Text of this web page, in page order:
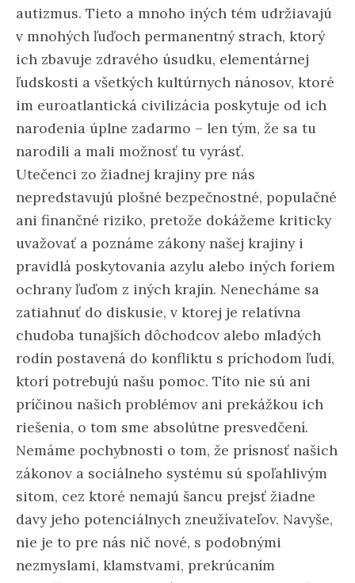
autizmus. Tieto a mnoho iných tém udržiavajú
v mnohých ľuďoch permanentný strach, ktorý
ich zbavuje zdravého úsudku, elementárnej
ľudskosti a všetkých kultúrnych nánosov, ktoré
im euroatlantická civilizácia poskytuje od ich
narodenia úplne zadarmo – len tým, že sa tu
narodili a mali možnosť tu vyrásť.
Utečenci zo žiadnej krajiny pre nás
nepredstavujú plošné bezpečnostné, populačné
ani finančné riziko, pretože dokážeme kriticky
uvažovať a poznáme zákony našej krajiny i
pravidlá poskytovania azylu alebo iných foriem
ochrany ľuďom z iných krajín. Nenecháme sa
zatiahnuť do diskusie, v ktorej je relatívna
chudoba tunajších dôchodcov alebo mladých
rodín postavená do konfliktu s príchodom ľudí,
ktorí potrebujú našu pomoc. Títo nie sú ani
príčinou našich problémov ani prekážkou ich
riešenia, o tom sme absolútne presvedčení.
Nemáme pochybnosti o tom, že prísnosť našich
zákonov a sociálneho systému sú spoľahlivým
sitom, cez ktoré nemajú šancu prejsť žiadne
davy jeho potenciálnych zneužívateľov. Navyše,
nie je to pre nás nič nové, s podobnými
nezmyslami, klamstvami, prekrúcaním